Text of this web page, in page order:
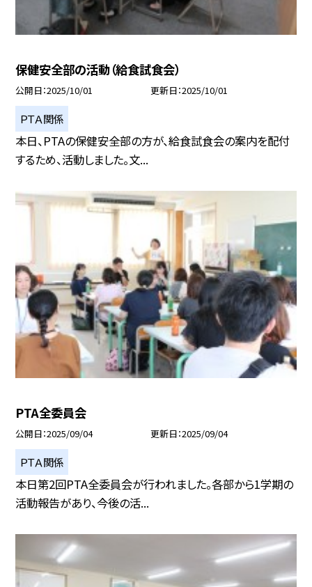
保健安全部の活動（給食試食会）
公開日 2025/10/01 更新日 2025/10/01
ＰＴＡ関係
本日、PTAの保健安全部の方が、給食試食会の案内を配付
するため、活動しました。文...
PTA全委員会
公開日 2025/09/04 更新日 2025/09/04
ＰＴＡ関係
本日第2回PTA全委員会が行われました。各部から1学期の
活動報告があり、今後の活...